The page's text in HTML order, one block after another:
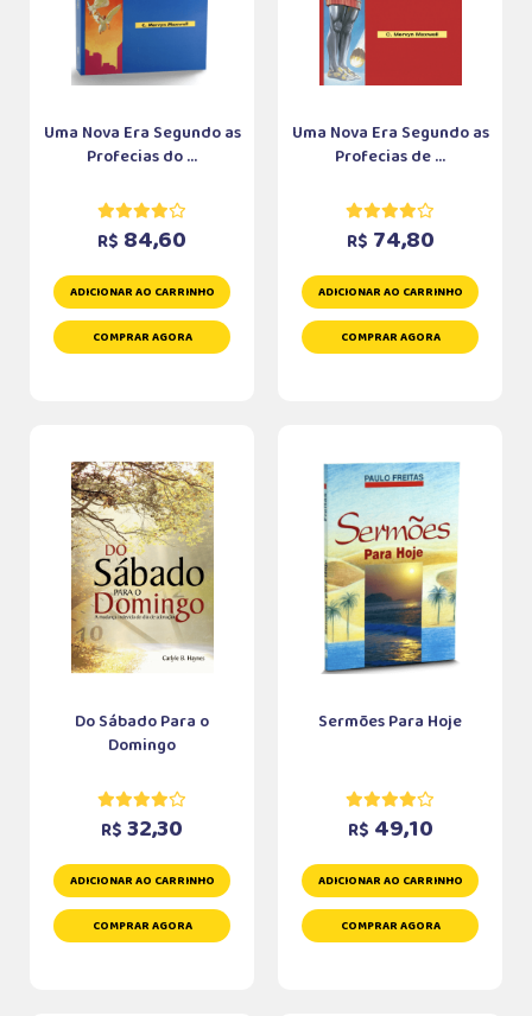
Uma Nova Era Segundo as
Profecias do ...
R$ 84,60
ADICIONAR AO CARRINHO
COMPRAR AGORA
Uma Nova Era Segundo as
Profecias de ...
R$ 74,80
ADICIONAR AO CARRINHO
COMPRAR AGORA
Do Sábado Para o
Domingo
R$ 32,30
ADICIONAR AO CARRINHO
COMPRAR AGORA
Sermões Para Hoje
R$ 49,10
ADICIONAR AO CARRINHO
COMPRAR AGORA